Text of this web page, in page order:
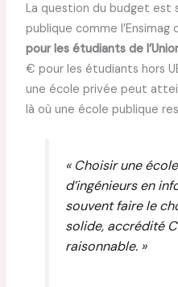
La question du budget est
publique comme l’Ensimag
pour les étudiants de
€ pour les étudiants hors
une école privée peut
là où une école publique
« Choisir une
d’ingénieurs en
souvent faire le
solide, accrédité
raisonnable. »